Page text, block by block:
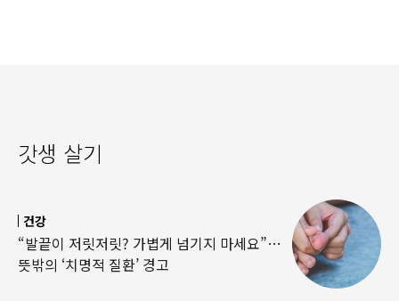
갓생 살기
건강
“발끝이 저릿저릿? 가볍게 넘기지 마세요”…
뜻밖의 ‘치명적 질환’ 경고